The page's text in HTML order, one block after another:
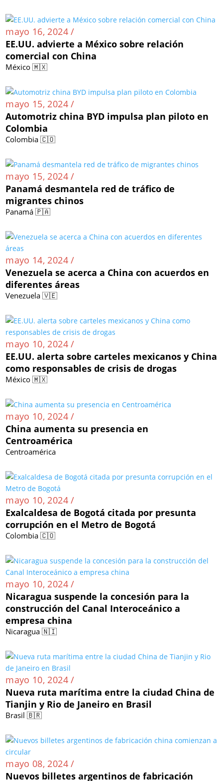
mayo 16, 2024 /
EE.UU. advierte a México sobre relación
comercial con China
México 🇲🇽
mayo 15, 2024 /
Automotriz china BYD impulsa plan piloto en
Colombia
Colombia 🇨🇴
mayo 15, 2024 /
Panamá desmantela red de tráfico de
migrantes chinos
Panamá 🇵🇦
mayo 14, 2024 /
Venezuela se acerca a China con acuerdos en
diferentes áreas
Venezuela 🇻🇪
mayo 10, 2024 /
EE.UU. alerta sobre carteles mexicanos y China
como responsables de crisis de drogas
México 🇲🇽
mayo 10, 2024 /
China aumenta su presencia en
Centroamérica
Centroamérica
mayo 10, 2024 /
Exalcaldesa de Bogotá citada por presunta
corrupción en el Metro de Bogotá
Colombia 🇨🇴
mayo 10, 2024 /
Nicaragua suspende la concesión para la
construcción del Canal Interoceánico a
empresa china
Nicaragua 🇳🇮
mayo 10, 2024 /
Nueva ruta marítima entre la ciudad China de
Tianjin y Rio de Janeiro en Brasil
Brasil 🇧🇷
mayo 08, 2024 /
Nuevos billetes argentinos de fabricación